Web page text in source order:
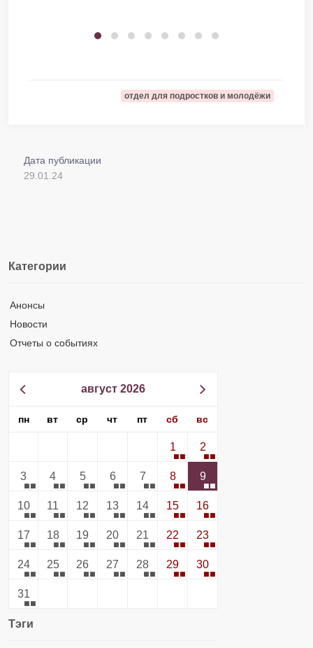
отдел для подростков и молодёжи
Дата публикации
29.01.24
Категории
Анонсы
Новости
Отчеты о событиях
август 2026
пн вт ср чт пт сб вс
1 2
3 4 5 6 7 8 9
10 11 12 13 14 15 16
17 18 19 20 21 22 23
24 25 26 27 28 29 30
31
Тэги